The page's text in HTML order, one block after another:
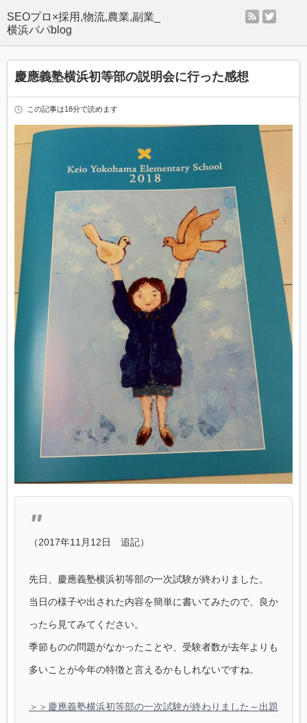
SEOプロ×採用,物流,農業,副業_
横浜パパblog
rss
慶應義塾横浜初等部の説明会に行った感想
この記事は18分で読めます
（2017年11月12日 追記）
先日、慶應義塾横浜初等部の一次試験が終わりました。
当日の様子や出された内容を簡単に書いてみたので、良か
ったら見てみてください。
季節ものの問題がなかったことや、受験者数が去年よりも
多いことが今年の特徴と言えるかもしれないですね。
＞＞慶應義塾横浜初等部の一次試験が終わりました～出題